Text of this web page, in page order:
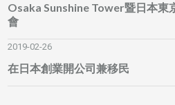
Osaka Sunshine Tower暨日本東
會
2019-02-26
在日本創業開公司兼移民